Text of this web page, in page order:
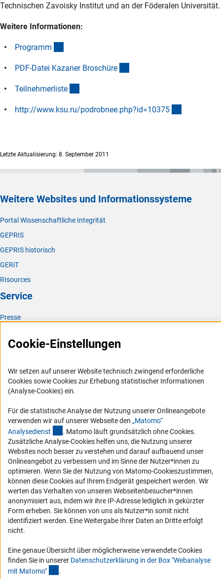
Technischen Zavoisky Institut und an der Föderalen Universität.
Weitere Informationen:
Programm
PDF-Datei Kazaner Broschüre
Teilnehmerliste
http://www.ksu.ru/podrobnee.php?id=10375
Letzte Aktualisierung: 8. September 2011
Weitere Websites und Informationssysteme
Portal Wissenschaftliche Integrität
GEPRIS
GEPRIS historisch
GERiT
RIsources
Service
Presse
Karriere
RSS-Feeds
Compliance
Vergabeverfahren
Barrierefreiheit
Service und Informationen für Menschen mit Behinderungen
Erklärung zur Barrierefreiheit
Barriere melden
DFG-aktuell
Erhalten Sie Neuigkeiten aus der DFG direkt in Ihr Mailpostfach oder
schauen Sie sich die Ausgaben online an.
Zum Newsletter
Cookie-Einstellungen
Wir setzen auf unserer Website technisch zwingend erforderliche
Cookies sowie Cookies zur Erhebung statistischer Informationen
(Analyse-Cookies) ein.
Für die statistische Analyse der Nutzung unserer Onlineangebote
verwenden wir auf unserer Webseite den „Matomo“
Analysedienst (externer Link)
. Matomo läuft grundsätzlich ohne Cookies.
Zusätzliche Analyse-Cookies helfen uns, die Nutzung unserer
Websites noch besser zu verstehen und darauf aufbauend unser
Onlineangebot zu verbessern und im Sinne der Nutzer*innen zu
optimieren. Wenn Sie der Nutzung von Matomo-Cookieszustimmen,
können diese Cookies auf Ihrem Endgerät gespeichert werden. Wir
werten das Verhalten von unseren Webseitenbesucher*innen
anonymisiert aus, indem wir ihre IP-Adresse lediglich in gekürzter
Form erheben. Sie können von uns als Nutzer*in somit nicht
identifiziert werden. Eine Weitergabe Ihrer Daten an Dritte erfolgt
nicht.
Eine genaue Übersicht über möglicherweise verwendete Cookies
finden Sie in unserer Datenschutzerklärung in der Box "Webanalyse
mit Matomo" .